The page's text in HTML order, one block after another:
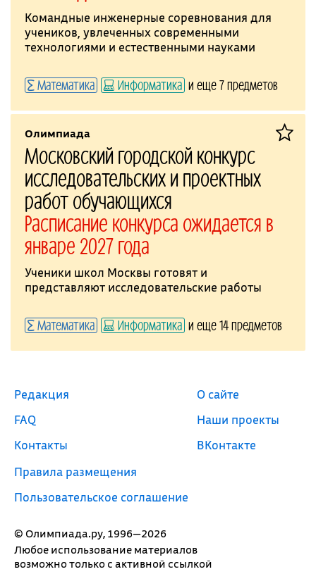
Командные инженерные соревнования для
учеников, увлеченных современными
технологиями и естественными науками
Математика Информатика и еще 7 предметов
Олимпиада
Московский городской конкурс
исследовательских и проектных
работ обучающихся
Расписание конкурса ожидается в
январе 2027 года
Ученики школ Москвы готовят и
представляют исследовательские работы
Математика Информатика и еще 14 предметов
© Олимпиада.ру, 1996—2026
Любое использование материалов
возможно только с активной ссылкой
Редакция
FAQ
Контакты
Правила размещения
Пользовательское соглашение
О сайте
Наши проекты
ВКонтакте